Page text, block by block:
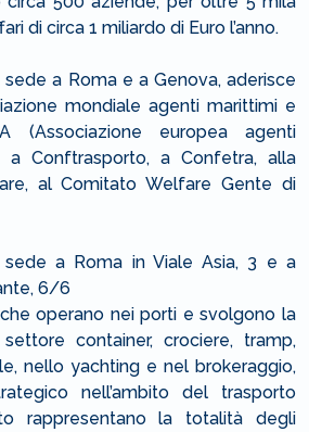
di circa 1 miliardo di Euro l’anno.
a Roma e a Genova, aderisce
mondiale agenti marittimi e
(Associazione europea agenti
a Conftrasporto, a Confetra, alla
al Comitato Welfare Gente di
sede a Roma in Viale Asia, 3 e a
6/6
operano nei porti e svolgono la
container, crociere, tramp,
nello yachting e nel brokeraggio,
nell’ambito del trasporto
rappresentano la totalità degli